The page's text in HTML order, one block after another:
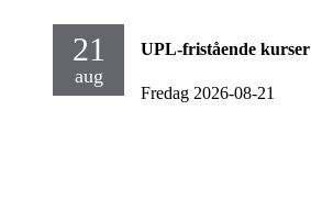
21
aug
UPL-fristående kurser
Fredag 2026-08-21